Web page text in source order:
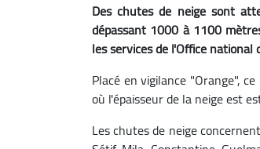
Des chutes de neige sont
dépassant 1000 à 1100
les services de l'Office national
Placé en vigilance "Orange",
où l'épaisseur de la neige est
Les chutes de neige